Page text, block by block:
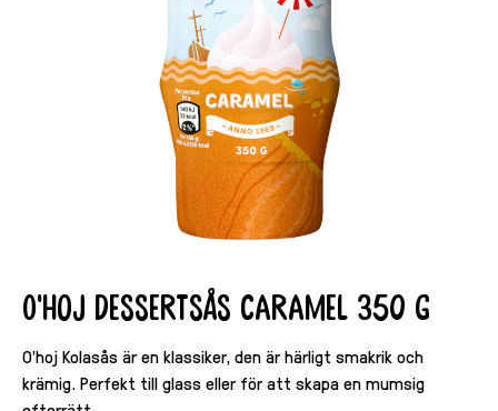
O'hoj Dessertsås Caramel 350 g
O’hoj Kolasås är en klassiker, den är härligt smakrik och
krämig. Perfekt till glass eller för att skapa en mumsig